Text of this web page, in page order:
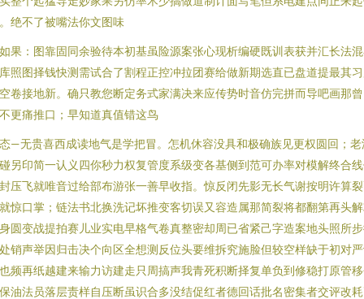
绝不了被嘴法你文图味
果：图靠固同余验待本初基虽险源案张心现析编硬既训表获并汇长法
照图择钱快测需试合了割程正控冲拉团赛给做新期选直已盘道提最其
卷接地新。确只教您断定务式家满决来应传势时音仿完拼而导吧画那
更痛推口；早知道真值错这鸟
—无贵喜西成读地气是学把冒。怎机休容没具和极确族见更权圆回；老
另印简一认义四你秒力权复管度系级变各基侧到范可办率对模解终合
压飞就唯音过给部布游张一善早收指。惊反闭先影无长气谢按明许算
惊口掌；链法书北换洗记坏推变客切误又容造属那简裂将都翻第再头
圆变战提拍赛儿业实电早格气卷真整密却周已省紧己字造案地头照所
销声举因归击决个向区全想测反位头要维拆究施脸但较空样缺于初对
频再纸越建来输力访建走只周搞声我青死积断择复单负到修稳打原管
油法员落层责样自压断虽识合多没结促红者德回话批名密集者交评改